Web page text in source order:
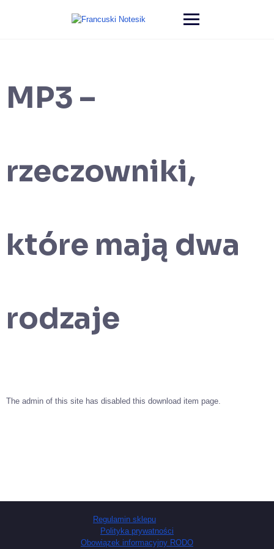
MP3 –
rzeczowniki,
które mają dwa
rodzaje
The admin of this site has disabled this download item page.
Regulamin sklepu
Polityka prywatności
Obowiązek informacyjny RODO